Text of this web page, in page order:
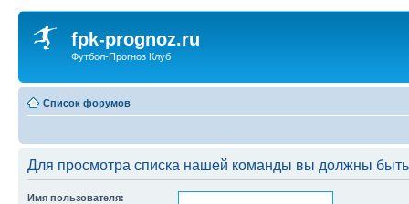
fpk-prognoz.ru
Футбол-Прогноз Клуб
Список форумов
Для просмотра списка нашей команды вы должны
Имя пользователя: